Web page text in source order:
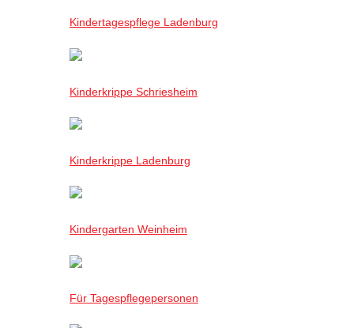
Kindertagespflege Ladenburg
Kinderkrippe Schriesheim
Kinderkrippe Ladenburg
Kindergarten Weinheim
Für Tagespflegepersonen